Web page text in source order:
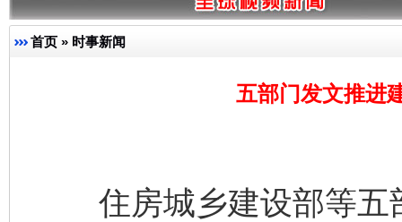
首页 » 时事新闻
五部门发文推进
住房城乡建设部等五